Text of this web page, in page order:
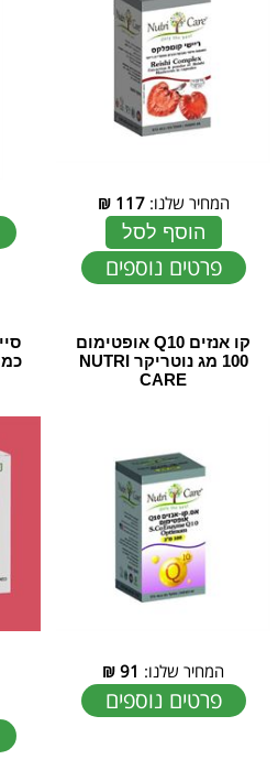
המחיר שלנו:117
₪
הוסף לסל
פרטים נוספים
קו אנזים Q10 אופטימום
100 מג נוטריקר NUTRI
CARE
המחיר שלנו: 91
₪
פרטים נוספים